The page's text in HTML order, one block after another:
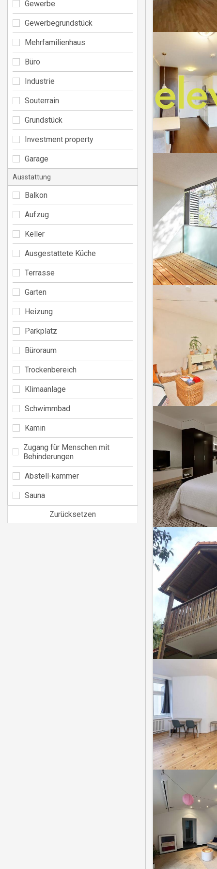
Gewerbe
Gewerbegrundstück
Mehrfamilienhaus
Büro
Industrie
Souterrain
Grundstück
Investment property
Garage
Ausstattung
Balkon
Aufzug
Keller
Ausgestattete Küche
Terrasse
Garten
Heizung
Parkplatz
Büroraum
Trockenbereich
Klimaanlage
Schwimmbad
Kamin
Zugang für Menschen mit
Behinderungen
Abstell-kammer
Sauna
Zurücksetzen